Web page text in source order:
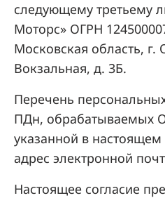
следующему третьему
Моторс» ОГРН
Московская область, г.
Вокзальная, д. 3Б.
Перечень
ПДн, обрабатываемых
указанной в
адрес электронной
Настоящее согласие